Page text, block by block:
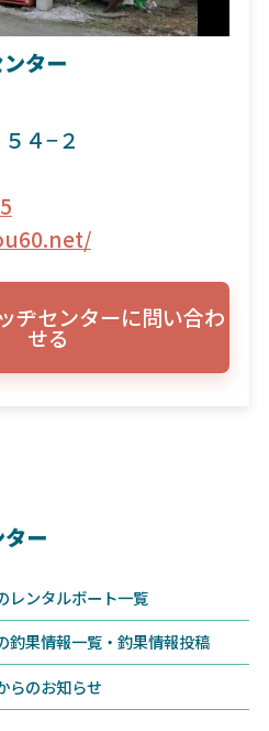
ター
４−２
ヂセンターに問い合わ
せる
ー
レンタルボート一覧
釣果情報一覧・釣果情報投稿
らのお知らせ